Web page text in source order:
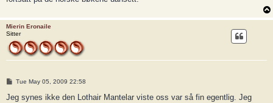
Mierin Eronaile
Sitter
P
s
Tue May 05, 2009 22:58
Jeg synes ikke den Lothair Mantelar viste oss var så fin egentlig. Jeg